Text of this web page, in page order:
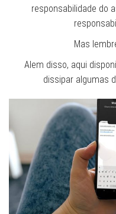
responsabilidade do
Mas
Alem disso, aqui
dissipar algumas